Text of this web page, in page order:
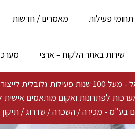
תחומי פעילות
מאמרים / חדשות
שירות באתר הלקוח – ארצי
בטכנולוגיה פורצת דרך ייחודית
לפתרונות ואקום מותאמים אישית
בע"מ - מכירה / השכרה / שדרוג /